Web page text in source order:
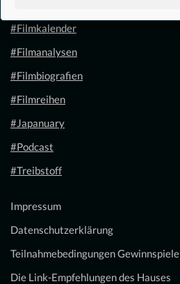
#Filmkalender
#Filmanalysen
#Filmbiografien
#Filmreihen
#Japanuary
#Podcast
#Treibstoff
Impressum
Datenschutzerklärung
Teilnahmebedingungen Gewinnspiele
Die Link-Empfehlungen des Hauses